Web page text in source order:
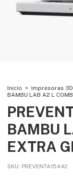
Inicio > Impresoras 3D
BAMBU LAB A2 L
BAMBU
EXTRA
SKU: PREVENTA15442